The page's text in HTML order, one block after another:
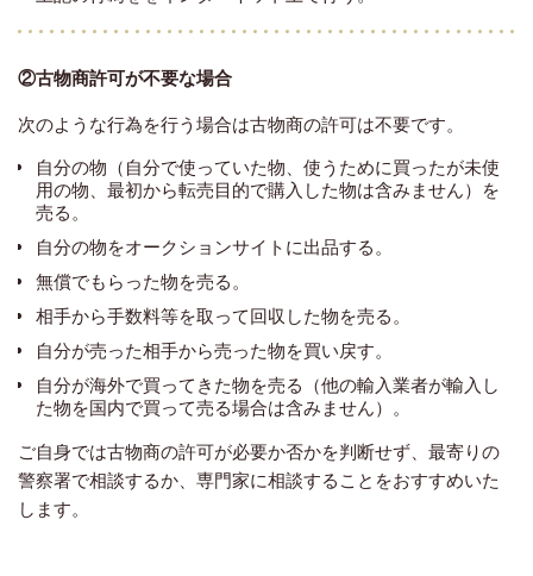
②古物商許可が不要な場合
次のような行為を行う場合は古物商の許可は不要です。
自分の物（自分で使っていた物、使うために買ったが未使
用の物、最初から転売目的で購入した物は含みません）を
売る。
自分の物をオークションサイトに出品する。
無償でもらった物を売る。
相手から手数料等を取って回収した物を売る。
自分が売った相手から売った物を買い戻す。
自分が海外で買ってきた物を売る（他の輸入業者が輸入し
た物を国内で買って売る場合は含みません）。
ご自身では古物商の許可が必要か否かを判断せず、最寄りの
警察署で相談するか、専門家に相談することをおすすめいた
します。